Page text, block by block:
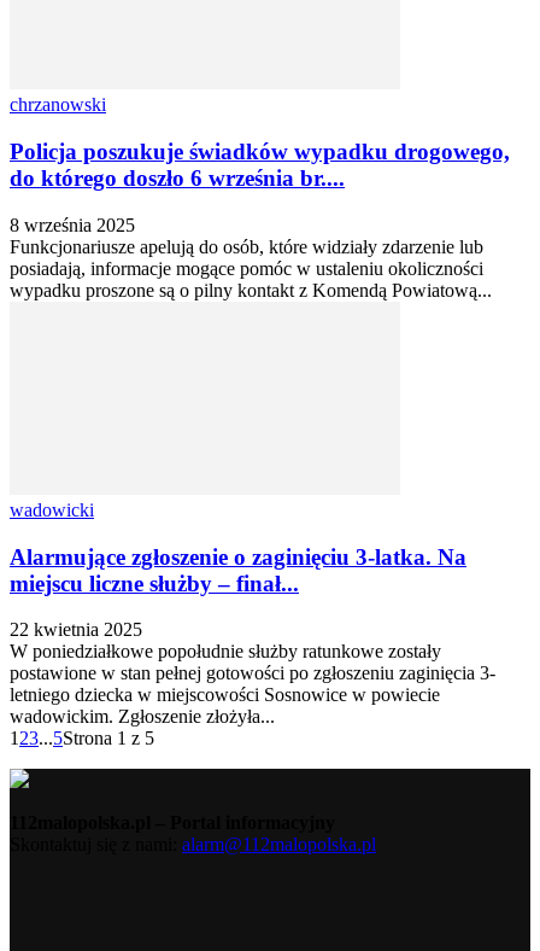
chrzanowski
Policja poszukuje świadków wypadku drogowego,
do którego doszło 6 września br....
8 września 2025
Funkcjonariusze apelują do osób, które widziały zdarzenie lub
posiadają, informacje mogące pomóc w ustaleniu okoliczności
wypadku proszone są o pilny kontakt z Komendą Powiatową...
wadowicki
Alarmujące zgłoszenie o zaginięciu 3-latka. Na
miejscu liczne służby – finał...
22 kwietnia 2025
W poniedziałkowe popołudnie służby ratunkowe zostały
postawione w stan pełnej gotowości po zgłoszeniu zaginięcia 3-
letniego dziecka w miejscowości Sosnowice w powiecie
wadowickim. Zgłoszenie złożyła...
1 23...5Strona 1 z 5
alarm@112malopolska.pl